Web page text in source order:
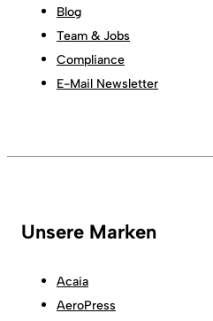
Blog
Team & Jobs
Compliance
E-Mail Newsletter
Unsere Marken
Acaia
AeroPress